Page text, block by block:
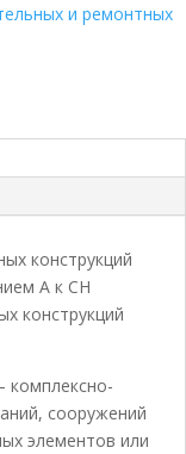
и ремонтных
конструкций
А к СН
конструкций
комплексно-
сооружений
элементов или